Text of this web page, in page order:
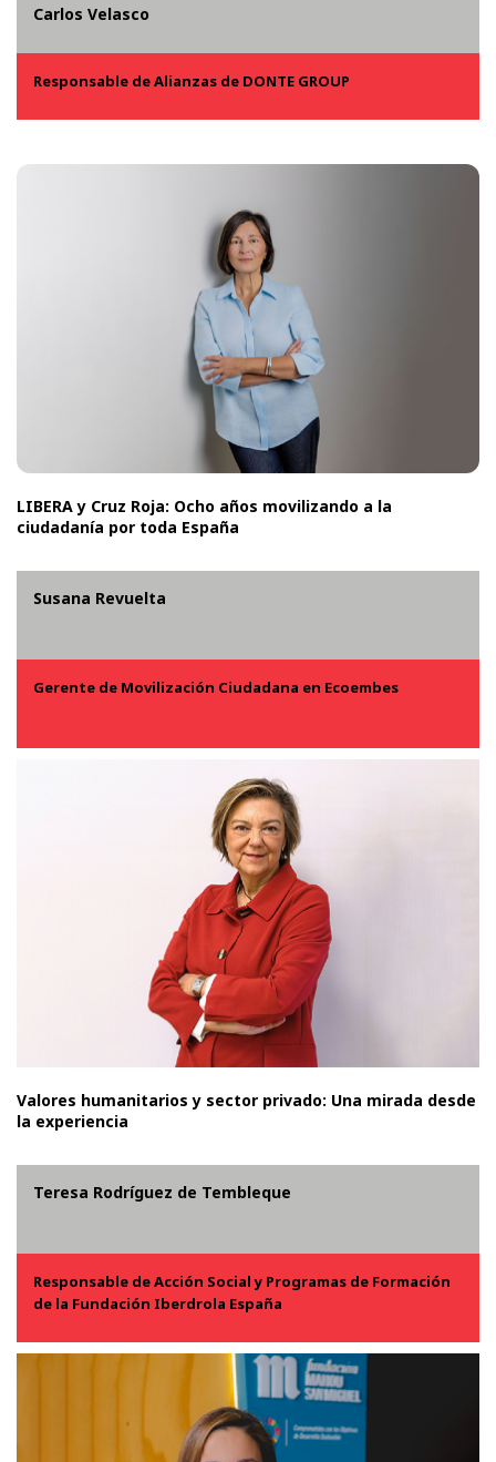
Carlos Velasco
Responsable de Alianzas de DONTE GROUP
LIBERA y Cruz Roja: Ocho años movilizando a la
ciudadanía por toda España
Susana Revuelta
Gerente de Movilización Ciudadana en Ecoembes
Valores humanitarios y sector privado: Una mirada desde
la experiencia
Teresa Rodríguez de Tembleque
Responsable de Acción Social y Programas de Formación
de la Fundación Iberdrola España